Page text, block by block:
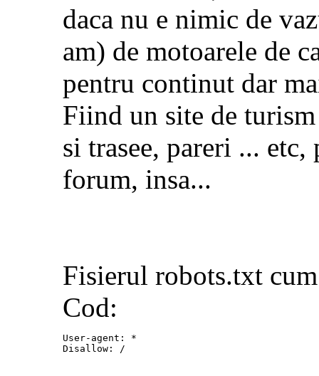
daca nu e nimic de
am) de motoarele de
pentru continut dar
Fiind un site de
si trasee, pareri ...
forum, insa...
Fisierul robots.txt
Cod:
User-agent: *
Disallow: /